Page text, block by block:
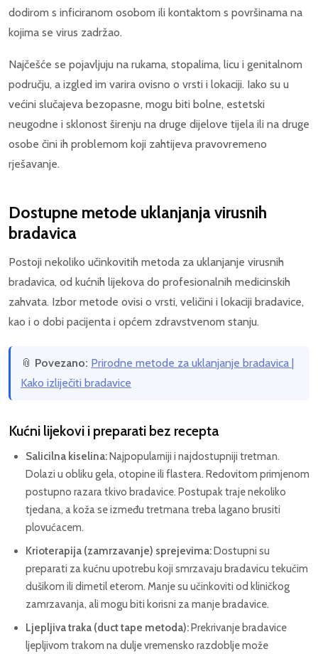
dodirom s inficiranom osobom ili kontaktom s površinama na
kojima se virus zadržao.
Najčešće se pojavljuju na rukama, stopalima, licu i genitalnom
području, a izgled im varira ovisno o vrsti i lokaciji. Iako su u
većini slučajeva bezopasne, mogu biti bolne, estetski
neugodne i sklonost širenju na druge dijelove tijela ili na druge
osobe čini ih problemom koji zahtijeva pravovremeno
rješavanje.
Dostupne metode uklanjanja virusnih
bradavica
Postoji nekoliko učinkovitih metoda za uklanjanje virusnih
bradavica, od kućnih lijekova do profesionalnih medicinskih
zahvata. Izbor metode ovisi o vrsti, veličini i lokaciji bradavice,
kao i o dobi pacijenta i općem zdravstvenom stanju.
📎 Povezano: Prirodne metode za uklanjanje bradavica |
Kako izliječiti bradavice
Kućni lijekovi i preparati bez recepta
Salicilna kiselina: Najpopularniji i najdostupniji tretman.
Dolazi u obliku gela, otopine ili flastera. Redovitom primjenom
postupno razara tkivo bradavice. Postupak traje nekoliko
tjedana, a koža se između tretmana treba lagano brusiti
plovućacem.
Krioterapija (zamrzavanje) sprejevima: Dostupni su
preparati za kućnu upotrebu koji smrzavaju bradavicu tekućim
dušikom ili dimetil eterom. Manje su učinkoviti od kliničkog
zamrzavanja, ali mogu biti korisni za manje bradavice.
Ljepljiva traka (duct tape metoda): Prekrivanje bradavice
ljepljivom trakom na dulje vremensko razdoblje može